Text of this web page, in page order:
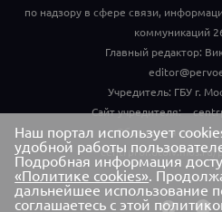
по надзору в сфере связи,
коммуникаций
Главный редактор:
Учредитель: ГБУ г.
Сайт учредителя:
Обращения
centrprof.dtoiv.mos.ru/
Наш портал использует
удобной работы
Подробная информация
«Политике cookies».
дальнейшее использование
соглашаетесь с этой